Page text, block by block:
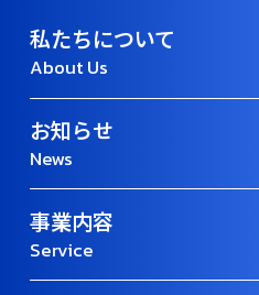
私たちについて
About Us
お知らせ
News
事業内容
Service